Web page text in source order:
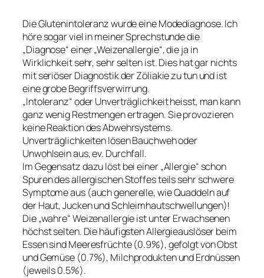
Die Glutenintoleranz wurde eine Modediagnose. Ich
höre sogar viel in meiner Sprechstunde die
„Diagnose“ einer „Weizenallergie“, die ja in
Wirklichkeit sehr, sehr selten ist. Dies hat gar nichts
mit seriöser Diagnostik der Zöliakie zu tun und ist
eine grobe Begriffsverwirrung.
„Intoleranz“ oder Unverträglichkeit heisst, man kann
ganz wenig Restmengen ertragen. Sie provozieren
keine Reaktion des Abwehrsystems.
Unverträglichkeiten lösen Bauchweh oder
Unwohlsein aus, ev. Durchfall.
Im Gegensatz dazu löst bei einer „Allergie“ schon
Spuren des allergischen Stoffes teils sehr schwere
Symptome aus (auch generelle, wie Quaddeln auf
der Haut, Jucken und Schleimhautschwellungen)!
Die „wahre“ Weizenallergie ist unter Erwachsenen
höchst selten. Die häufigsten Allergieauslöser beim
Essen sind Meeresfrüchte (0.9%), gefolgt von Obst
und Gemüse (0.7%), Milchprodukten und Erdnüssen
(jeweils 0.5%).